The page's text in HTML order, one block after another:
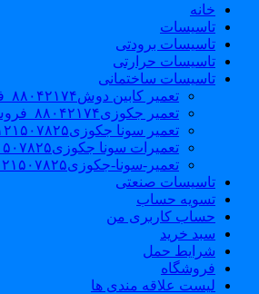
خانه
تاسیسات
تاسیسات برودتی
تاسیسات حرارتی
تاسیسات ساختمانی
تعمیر کابین دوش۸۸۰۴۲۱۷۴_فروش کابین دوش
تعمیر جکوزی۸۸۰۴۲۱۷۴_فروش وان_جکوزی
تعمیر سونا جکوزی۰۹۱۲۱۵۰۷۸۲۵#| Sauna | Jacuzzi
تعمیرات سونا جکوزی۰۹۱۲۱۵۰۷۸۲۵_تعمیر سونا بخار
تعمیر-سونا-جکوزی۰۹۱۲۱۵۰۷۸۲۵-sauna-jacuzzi
تاسیسات صنعتی
تسویه حساب
حساب کاربری من
سبد خرید
شرایط حمل
فروشگاه
لیست علاقه مندی ها